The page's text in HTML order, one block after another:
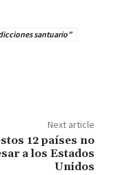
santuario”
Next article
12 países no
a los Estados
Unidos